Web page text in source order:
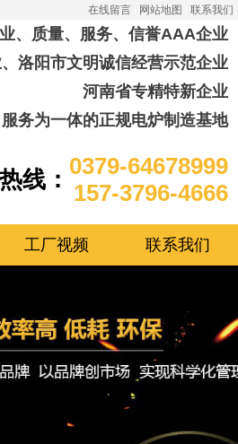
在线留言 网站地图 联系我们
、质量、服务、信誉AAA企业
洛阳市文明诚信经营示范企业
河南省专精特新企业
务为一体的正规电炉制造基地
线： 0379-64678999
157-3796-4666
工厂视频 联系我们